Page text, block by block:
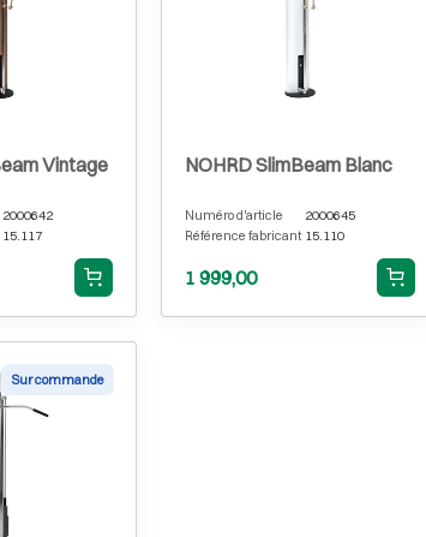
Vintage
2000642
15.117
NOHRD SlimBeam Blanc
Numéro d'article
2000645
Référence fabricant 15.110
1 999,00
Sur commande